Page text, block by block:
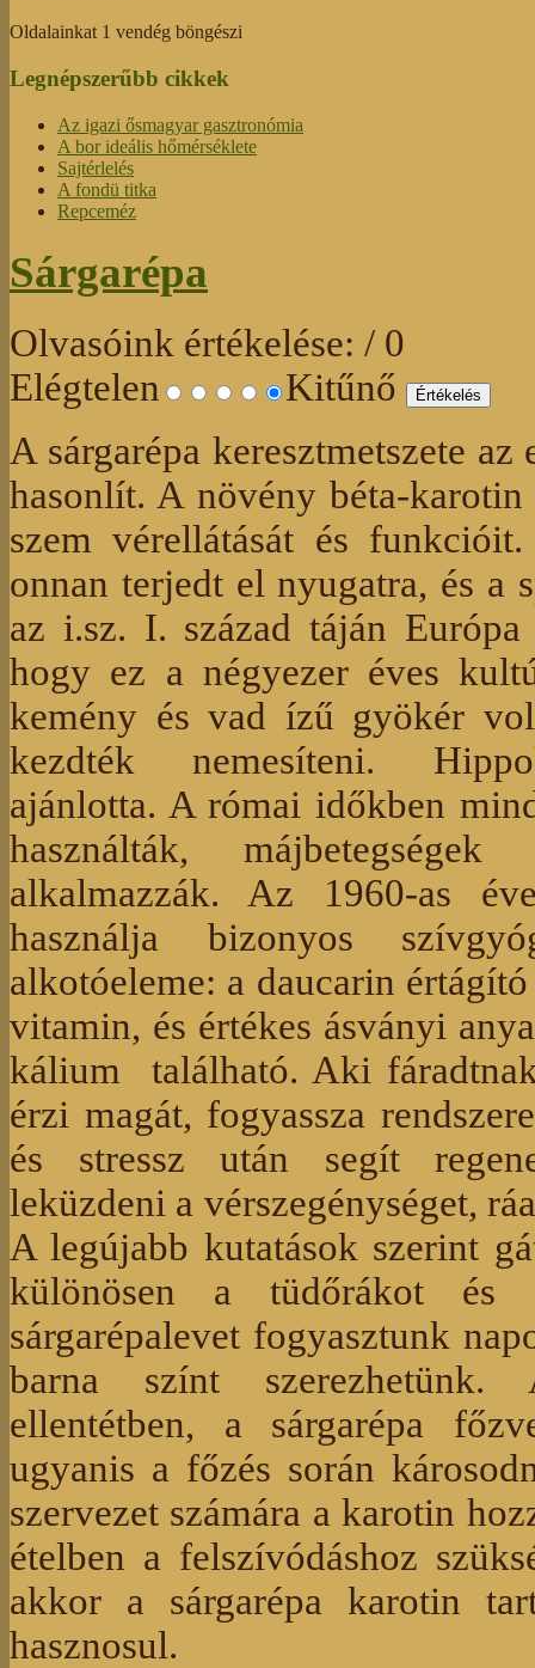
Oldalainkat 1 vendég böngészi
Legnépszerűbb cikkek
Az igazi ősmagyar gasztronómia
A bor ideális hőmérséklete
Sajtérlelés
A fondü titka
Repceméz
Sárgarépa
Olvasóink értékelése: / 0
Elégtelen
Kitűnő
A sárgarépa keresztmetszete
hasonlít. A növény béta-
szem vérellátását és
onnan terjedt el nyugatra, és
az i.sz. I. század táján
hogy ez a négyezer éves
kemény és vad ízű gyökér
kezdték nemesíteni.
ajánlotta. A római időkben
használták,
alkalmazzák. Az 1960-as
használja bizonyos
alkotóeleme: a daucarin
vitamin, és értékes ásványi
kálium található. Aki
érzi magát, fogyassza
és stressz után segít
leküzdeni a vérszegénységet,
A legújabb kutatások szerint
különösen a tüdőrákot és
sárgarépalevet fogyasztunk
barna színt szerezhetünk.
ellentétben, a sárgarépa
ugyanis a főzés során
szervezet számára a karotin
ételben a felszívódáshoz
akkor a sárgarépa karotin
hasznosul.